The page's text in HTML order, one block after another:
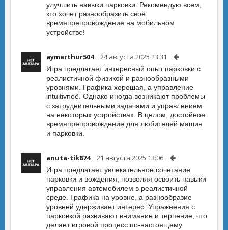
улучшить навыки парковки. Рекомендую всем,
кто хочет разнообразить своё
времяпрепровождение на мобильном
устройстве!
aymarthur504 24 августа 2025 23:31
Игра предлагает интересный опыт парковки с
реалистичной физикой и разнообразными
уровнями. Графика хорошая, а управление
intuitivnoё. Однако иногда возникают проблемы
с затруднительными задачами и управлением
на некоторых устройствах. В целом, достойное
времяпрепровождение для любителей машин
и парковки.
anuta-tik874 21 августа 2025 13:06
Игра предлагает увлекательное сочетание
парковки и вождения, позволяя освоить навыки
управления автомобилем в реалистичной
среде. Графика на уровне, а разнообразие
уровней удерживает интерес. Упражнения с
парковкой развивают внимание и терпение, что
делает игровой процесс по-настоящему